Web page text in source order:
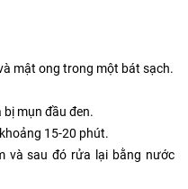
mật ong trong một bát sạch.
bị mụn đầu đen.
15-20 phút.
và sau đó rửa lại bằng nước